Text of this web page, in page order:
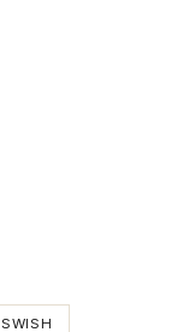
SWISH